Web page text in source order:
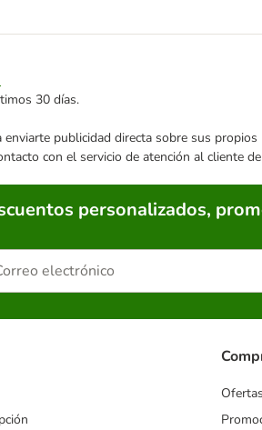
30 días.
publicidad directa sobre sus
con el servicio de atención al cliente
personalizados,